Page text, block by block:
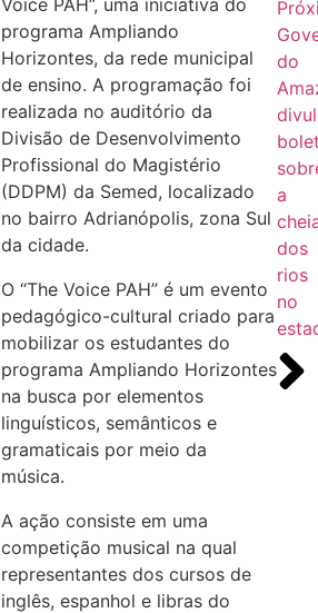
Voice PAH”, uma iniciativa do
programa Ampliando
Horizontes, da rede municipal
de ensino. A programação foi
realizada no auditório da
Divisão de Desenvolvimento
Profissional do Magistério
(DDPM) da Semed, localizado
no bairro Adrianópolis, zona Sul
da cidade.
O “The Voice PAH” é um evento
pedagógico-cultural criado para
mobilizar os estudantes do
programa Ampliando Horizontes
na busca por elementos
linguísticos, semânticos e
gramaticais por meio da
música.
A ação consiste em uma
competição musical na qual
representantes dos cursos de
inglês, espanhol e libras do
do
a
dos
rios
no